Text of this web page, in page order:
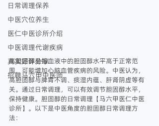
日常调理保养
中医穴位养生
医仁中医诊所介绍
中医调理代谢疾病
真实好评分享
招聘马六甲中医师
高胆固醇是指血液中的胆固醇水平高于正常范
围，可能增加心脑血管疾病的风险。中医认为，
高胆固醇与脾胃不调、痰湿内蕴、肝肾阴虚等有
关。通过日常调理，可以有效调节胆固醇水平，
保持健康。胆固醇的日常调理【马六甲医仁中医
诊所】。以下是中医角度的胆固醇日常调理方
法：